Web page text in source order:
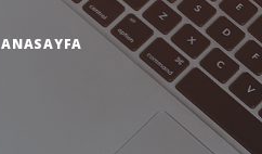
ANASAYFA